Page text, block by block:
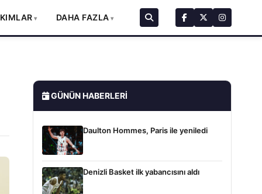
DAHA FAZLA
GÜNÜN HABERLERI
Daulton Hommes, Paris ile yeniledi
Denizli Basket ilk yabancısını aldı